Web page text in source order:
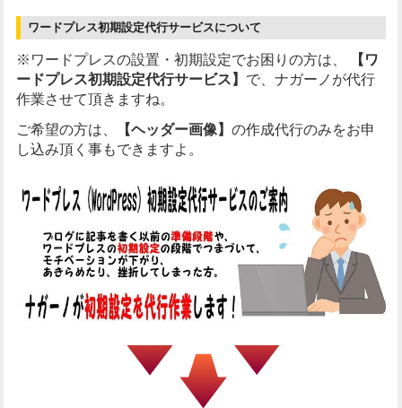
ワードプレス初期設定代行サービスについて
※ワードプレスの設置・初期設定でお困りの方は、
【ワ
ードプレス初期設定代行サービス】 で、ナガーノが代行
作業させて頂きますね。
ご希望の方は、
【ヘッダー画像】 の作成代行のみをお申
し込み頂く事もできますよ。